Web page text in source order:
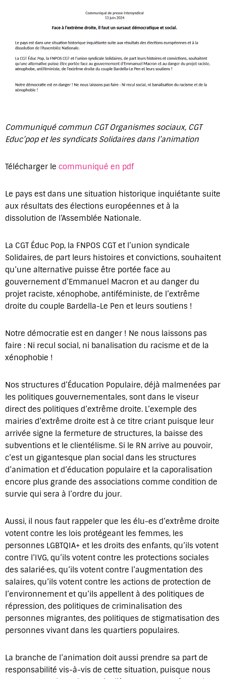
Communiqué commun CGT Organismes sociaux, CGT
Educ’pop et les syndicats Solidaires dans l’animation
Télécharger le communiqué en pdf
Le pays est dans une situation historique inquiétante suite
aux résultats des élections européennes et à la
dissolution de l’Assemblée Nationale.
La CGT Éduc Pop, la FNPOS CGT et l’union syndicale
Solidaires, de part leurs histoires et convictions, souhaitent
qu’une alternative puisse être portée face au
gouvernement d’Emmanuel Macron et au danger du
projet raciste, xénophobe, antiféministe, de l’extrême
droite du couple Bardella-Le Pen et leurs soutiens !
Notre démocratie est en danger ! Ne nous laissons pas
faire : Ni recul social, ni banalisation du racisme et de la
xénophobie !
Nos structures d’Éducation Populaire, déjà malmenées par
les politiques gouvernementales, sont dans le viseur
direct des politiques d’extrême droite. L’exemple des
mairies d’extrême droite est à ce titre criant puisque leur
arrivée signe la fermeture de structures, la baisse des
subventions et le clientélisme. Si le RN arrive au pouvoir,
c’est un gigantesque plan social dans les structures
d’animation et d’éducation populaire et la caporalisation
encore plus grande des associations comme condition de
survie qui sera à l’ordre du jour.
Aussi, il nous faut rappeler que les élu-es d’extrême droite
votent contre les lois protégeant les femmes, les
personnes LGBTQIA+ et les droits des enfants, qu’ils votent
contre l’IVG, qu’ils votent contre les protections sociales
des salarié·es, qu’ils votent contre l’augmentation des
salaires, qu’ils votent contre les actions de protection de
l’environnement et qu’ils appellent à des politiques de
répression, des politiques de criminalisation des
personnes migrantes, des politiques de stigmatisation des
personnes vivant dans les quartiers populaires.
La branche de l’animation doit aussi prendre sa part de
responsabilité vis-à-vis de cette situation, puisque nous